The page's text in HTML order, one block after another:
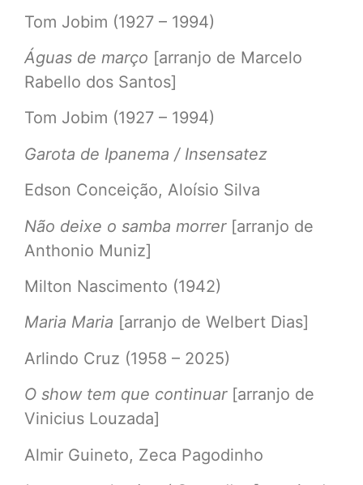
Tom Jobim (1927 – 1994)
Águas de março [arranjo de Marcelo
Rabello dos Santos]
Tom Jobim (1927 – 1994)
Garota de Ipanema / Insensatez
Edson Conceição, Aloísio Silva
Não deixe o samba morrer [arranjo de
Anthonio Muniz]
Milton Nascimento (1942)
Maria Maria [arranjo de Welbert Dias]
Arlindo Cruz (1958 – 2025)
O show tem que continuar [arranjo de
Vinicius Louzada]
Almir Guineto, Zeca Pagodinho